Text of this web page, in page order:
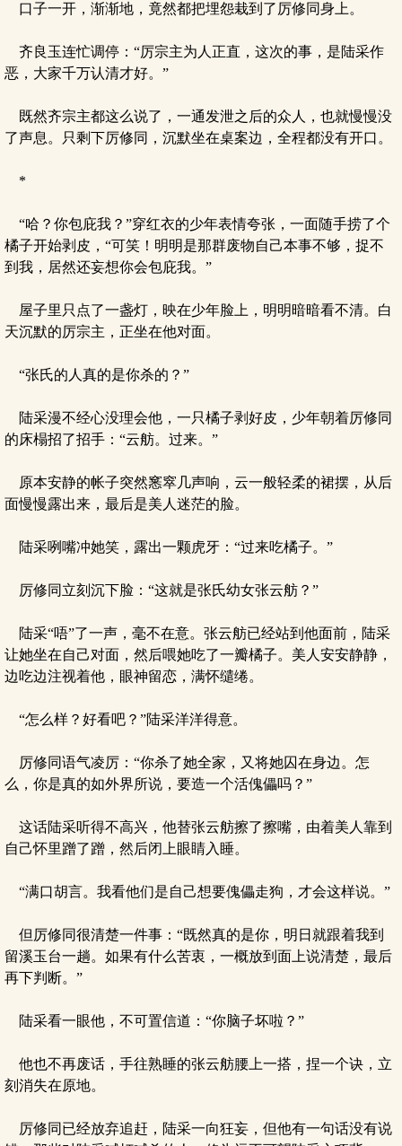
口子一开，渐渐地，竟然都把埋怨栽到了厉修同身上。
齐良玉连忙调停：“厉宗主为人正直，这次的事，是陆采作
恶，大家千万认清才好。”
既然齐宗主都这么说了，一通发泄之后的众人，也就慢慢没
了声息。只剩下厉修同，沉默坐在桌案边，全程都没有开口。
*
“哈？你包庇我？”穿红衣的少年表情夸张，一面随手捞了个
橘子开始剥皮，“可笑！明明是那群废物自己本事不够，捉不
到我，居然还妄想你会包庇我。”
屋子里只点了一盏灯，映在少年脸上，明明暗暗看不清。白
天沉默的厉宗主，正坐在他对面。
“张氏的人真的是你杀的？”
陆采漫不经心没理会他，一只橘子剥好皮，少年朝着厉修同
的床榻招了招手：“云舫。过来。”
原本安静的帐子突然窸窣几声响，云一般轻柔的裙摆，从后
面慢慢露出来，最后是美人迷茫的脸。
陆采咧嘴冲她笑，露出一颗虎牙：“过来吃橘子。”
厉修同立刻沉下脸：“这就是张氏幼女张云舫？”
陆采“唔”了一声，毫不在意。张云舫已经站到他面前，陆采
让她坐在自己对面，然后喂她吃了一瓣橘子。美人安安静静，
边吃边注视着他，眼神留恋，满怀缱绻。
“怎么样？好看吧？”陆采洋洋得意。
厉修同语气凌厉：“你杀了她全家，又将她囚在身边。怎
么，你是真的如外界所说，要造一个活傀儡吗？”
这话陆采听得不高兴，他替张云舫擦了擦嘴，由着美人靠到
自己怀里蹭了蹭，然后闭上眼睛入睡。
“满口胡言。我看他们是自己想要傀儡走狗，才会这样说。”
但厉修同很清楚一件事：“既然真的是你，明日就跟着我到
留溪玉台一趟。如果有什么苦衷，一概放到面上说清楚，最后
再下判断。”
陆采看一眼他，不可置信道：“你脑子坏啦？”
他也不再废话，手往熟睡的张云舫腰上一搭，捏一个诀，立
刻消失在原地。
厉修同已经放弃追赶，陆采一向狂妄，但他有一句话没有说